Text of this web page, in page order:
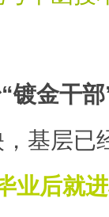
金干部
基层已
业后就